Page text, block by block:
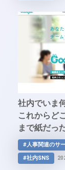
社内でいま
これからど
まで紙だっ
プリでの簡
ーションを
で従業員エ
#人事関連のサ
#社内SNS